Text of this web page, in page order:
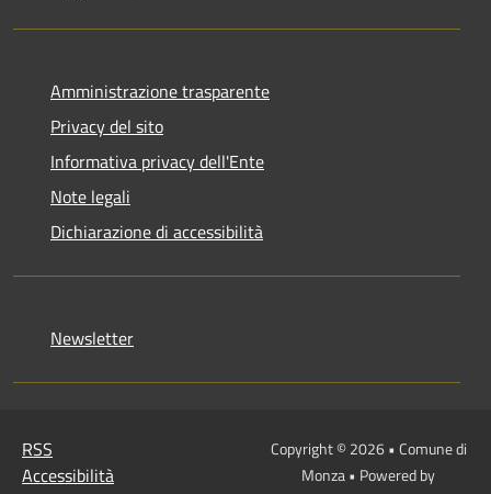
Amministrazione trasparente
Privacy del sito
Informativa privacy dell'Ente
Note legali
Dichiarazione di accessibilità
Newsletter
RSS
Accessibilità
Copyright © 2026 • Comune di
Monza • Powered by